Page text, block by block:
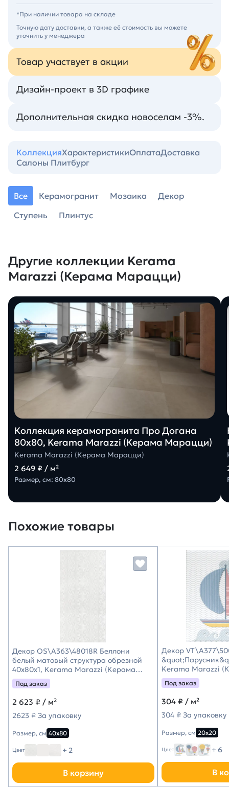
*При наличии товара на складе
Точную дату доставки, а также её стоимость вы можете
уточнить у менеджера
Товар участвует в акции
Дизайн-проект в 3D графике
Дополнительная скидка новоселам -3%.
КоллекцияХарактеристикиОплатаДоставка
Салоны Плитбург
Все Керамогранит Мозаика
Декор
Ступень
Плинтус
Другие коллекции Kerama
Marazzi (Керама Марацци)
Коллекция керамогранита Про Догана
80х80, Kerama Marazzi (Керама Марацци)
Kerama Marazzi (Керама Марацци)
2 649 ₽ / м²
Размер, см: 80х80
Похожие товары
Декор OS\A363\48018R Беллони
белый матовый структура обрезной
40x80x1, Kerama Marazzi (Керама
Марацци)
Под заказ
2 623 ₽ / м²
2623 ₽ За упаковку
Размер, см 40х80
Цвет + 2
В корзину
Декор
Kerama Marazzi
Под заказ
304 ₽ / м²
304 ₽ За упаковку
Размер, см 20х20
Цвет + 6
В